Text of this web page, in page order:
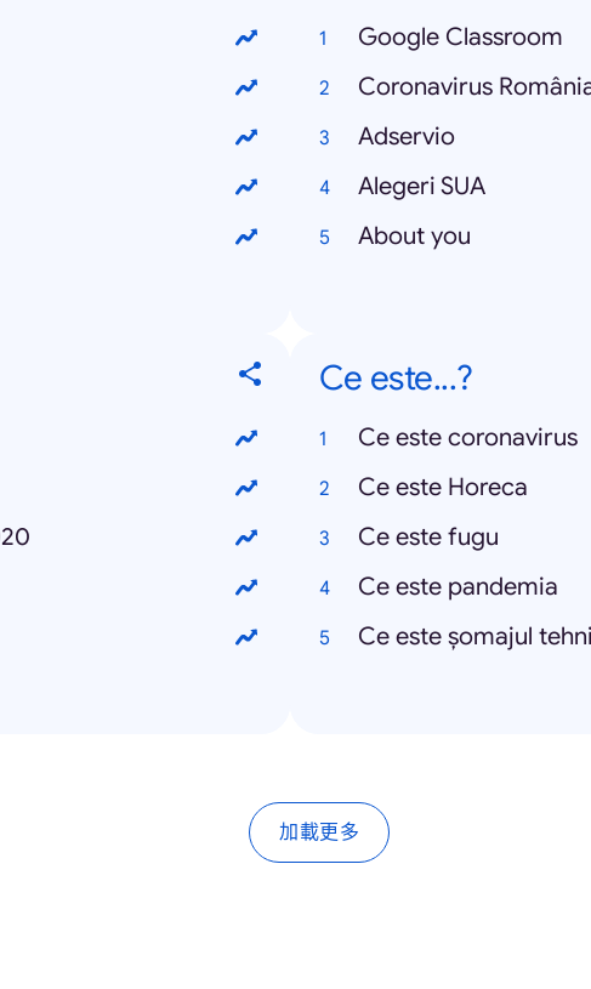
Google Classroom
Coronavirus
Adservio
Alegeri SUA
About you
Ce este...?
Ce este coronavirus
Ce este Horeca
Ce este fugu
Ce este pandemia
Ce este șomajul
加載更多